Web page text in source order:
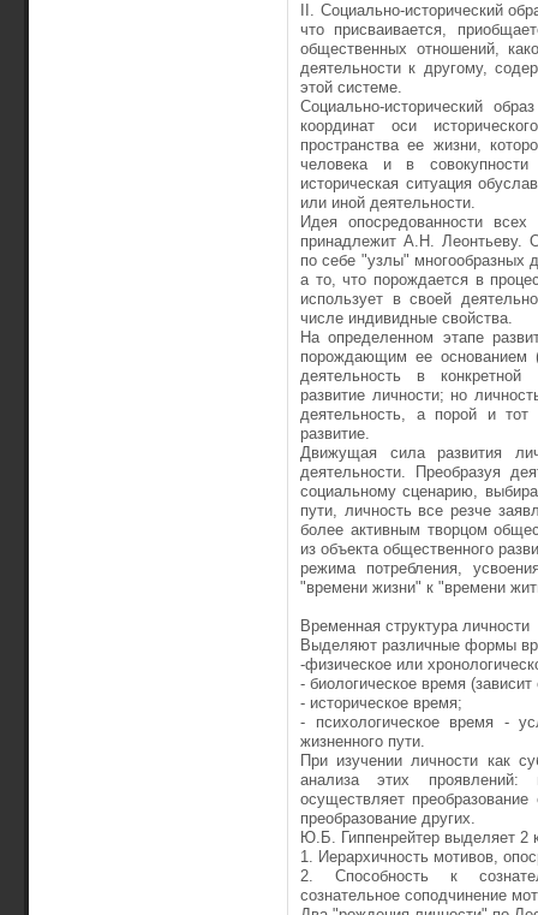
II. Социально-исторический
что присваивается,
общественных отношений,
деятельности к другому,
этой системе.
Социально-исторический
координат оси
пространства ее жизни,
человека и в
историческая ситуация
или иной деятельности.
Идея опосредованности
принадлежит А.Н. Леонтьеву.
по себе "узлы" многообразных
а то, что порождается в
использует в своей
числе индивидные свойства.
На определенном этапе
порождающим ее основанием
деятельность в конкретной
развитие личности; но
деятельность, а порой и
развитие.
Движущая сила развития
деятельности. Преобразуя
социальному сценарию,
пути, личность все резче
более активным творцом
из объекта общественного
режима потребления,
"времени жизни" к "времени
Временная структура личности
Выделяют различные формы
-физическое или
- биологическое время
- историческое время;
- психологическое время -
жизненного пути.
При изучении личности как
анализа этих
осуществляет
преобразование других.
Ю.Б. Гиппенрейтер выделяет 2
1. Иерархичность мотивов,
2. Способность к
сознательное соподчинение